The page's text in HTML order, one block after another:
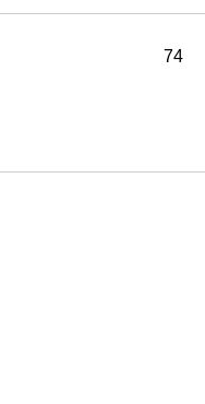
74